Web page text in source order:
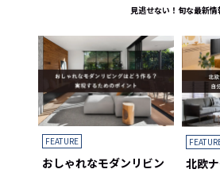
子×4)
見逃せない！旬な最新情
FEATURE
おしゃれなモダンリビン
北欧